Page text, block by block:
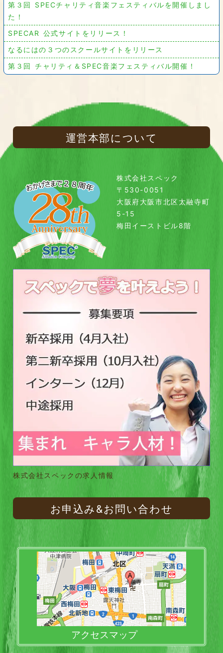
第３回 SPECチャリティ音楽フェスティバルを開催しまし
た！
SPECAR 公式サイトをリリース！
なるにはの３つのスクールサイトをリリース
第３回 チャリティ＆SPEC音楽フェスティバル開催！
運営本部について
株式会社スペック
〒530-0051
大阪府大阪市北区太融寺町
5-15
梅田イーストビル8階
株式会社スペックの求人情報
お申込み&お問い合わせ
アクセスマップ